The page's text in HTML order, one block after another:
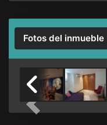
Fotos del inmueble
Previous